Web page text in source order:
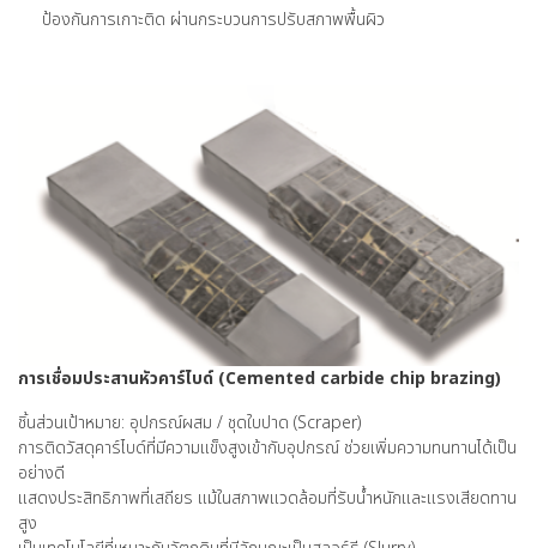
ป้องกันการเกาะติด ผ่านกระบวนการปรับสภาพพื้นผิว
การเชื่อมประสานหัวคาร์ไบด์ (Cemented carbide chip brazing)
ชิ้นส่วนเป้าหมาย: อุปกรณ์ผสม / ชุดใบปาด (Scraper)
การติดวัสดุคาร์ไบด์ที่มีความแข็งสูงเข้ากับอุปกรณ์ ช่วยเพิ่มความทนทานได้เป็น
อย่างดี
แสดงประสิทธิภาพที่เสถียร แม้ในสภาพแวดล้อมที่รับน้ำหนักและแรงเสียดทาน
สูง